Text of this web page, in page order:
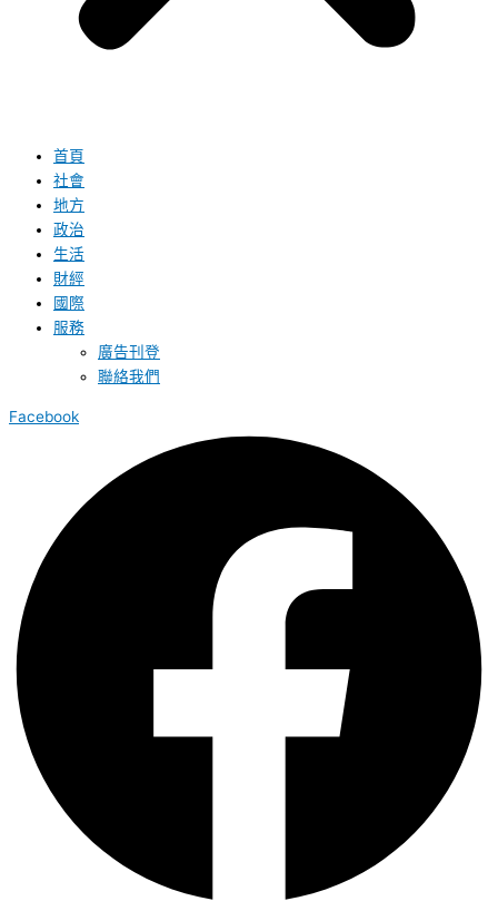
首頁
社會
地方
政治
生活
財經
國際
服務
廣告刊登
聯絡我們
Facebook